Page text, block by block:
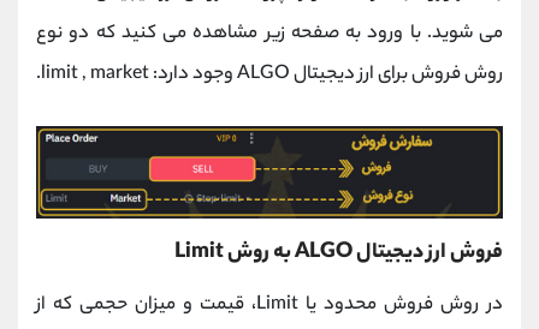
می شوید. با ورود به صفحه زیر مشاهده می کنید که دو نوع
روش فروش برای ارز دیجیتال ALGO وجود دارد: limit , market.
فروش ارز دیجیتال ALGO به روش Limit
در روش فروش محدود یا Limit، قیمت و میزان حجمی که از